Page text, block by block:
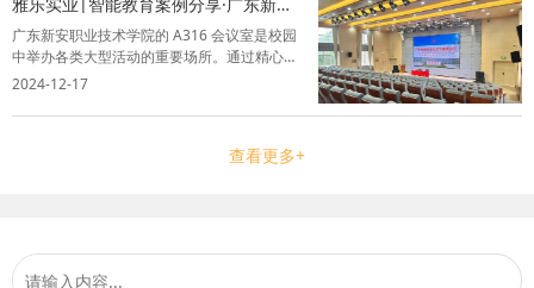
职业技术学院
广东新安职业技术学院的 A316 会议室是校园
中举办各类大型活动的重要场所。通过精心的
空间布局、声学优化和设备调试，能够为师生
教学的吸引力和提升空间的使用效率。雅乐实
2024-12-17
查看更多+